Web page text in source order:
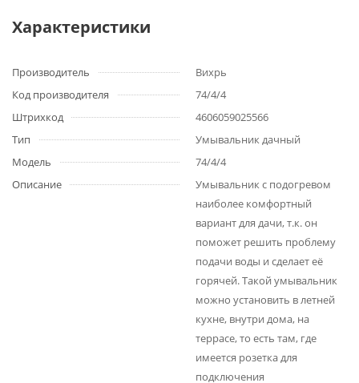
Характеристики
Производитель
Вихрь
Код производителя
74/4/4
Штрихкод
4606059025566
Тип
Умывальник дачный
Модель
74/4/4
Описание
Умывальник с подогревом
наиболее комфортный
вариант для дачи, т.к. он
поможет решить проблему
подачи воды и сделает её
горячей. Такой умывальник
можно установить в летней
кухне, внутри дома, на
террасе, то есть там, где
имеется розетка для
подключения